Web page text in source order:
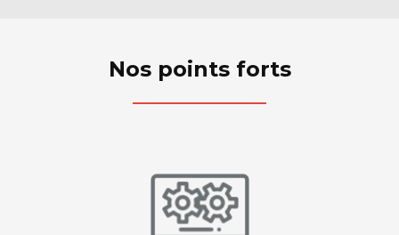
Nos points forts